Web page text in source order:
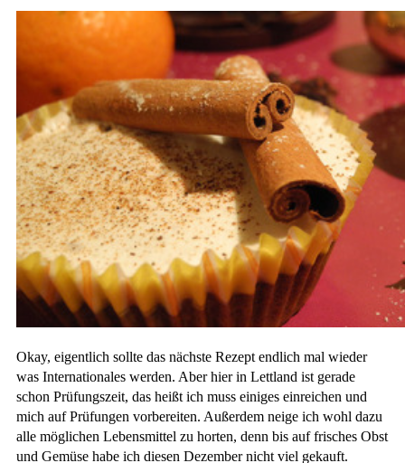
Okay, eigentlich sollte das nächste Rezept endlich mal wieder
was Internationales werden. Aber hier in Lettland ist gerade
schon Prüfungszeit, das heißt ich muss einiges einreichen und
mich auf Prüfungen vorbereiten. Außerdem neige ich wohl dazu
alle möglichen Lebensmittel zu horten, denn bis auf frisches Obst
und Gemüse habe ich diesen Dezember nicht viel gekauft.